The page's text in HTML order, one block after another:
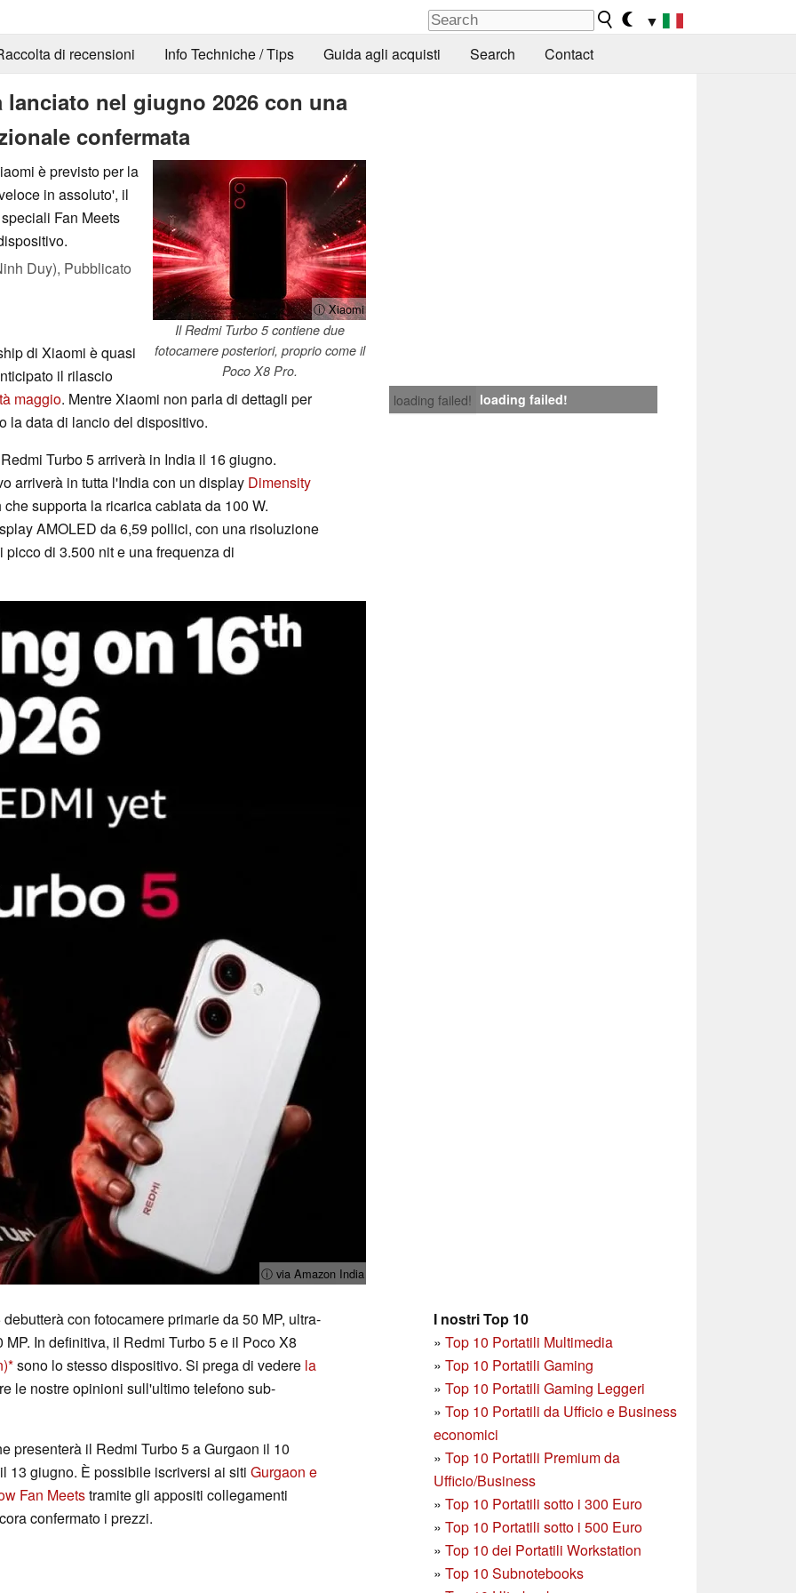
▼
di recensioni
Info Techniche / Tips Guida agli acquisti Search Contact
nel giugno 2026 con una
confermata
ⓘ Xiaomi
Il Redmi Turbo 5 contiene due
fotocamere posteriori, proprio come il
Poco X8 Pro.
è previsto per la
in assoluto', il
Fan Meets
Duy), Pubblicato
loading failed! loading failed!
di Xiaomi è quasi
il rilascio
maggio. Mentre Xiaomi non parla di dettagli per
la data di lancio del dispositivo.
Turbo 5 arriverà in India il 16 giugno.
arriverà in tutta l'India con un display Dimensity
supporta la ricarica cablata da 100 W.
AMOLED da 6,59 pollici, con una risoluzione
di 3.500 nit e una frequenza di
ⓘ via Amazon India
I nostri Top 10
» Top 10 Portatili Multimedia
» Top 10 Portatili Gaming
» Top 10 Portatili Gaming Leggeri
» Top 10 Portatili da Ufficio e Business
economici
» Top 10 Portatili Premium da
Ufficio/Business
» Top 10 Portatili sotto i 300 Euro
» Top 10 Portatili sotto i 500 Euro
» Top 10 dei Portatili Workstation
» Top 10 Subnotebooks
con fotocamere primarie da 50 MP, ultra-
In definitiva, il Redmi Turbo 5 e il Poco X8
sono lo stesso dispositivo. Si prega di vedere la
le nostre opinioni sull'ultimo telefono sub-
presenterà il Redmi Turbo 5 a Gurgaon il 10
13 giugno. È possibile iscriversi ai siti Gurgaon e
Fan Meetstramite gli appositi collegamenti
confermato i prezzi.